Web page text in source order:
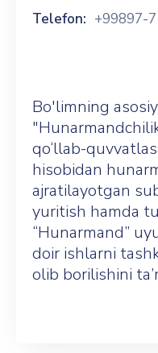
Telefon: +99897-
Bo'limning
qo‘llab-
hisobidan
ajratilayotgan
yuritish hamda
“Hunarmand”
doir ishlarni
olib borilishini